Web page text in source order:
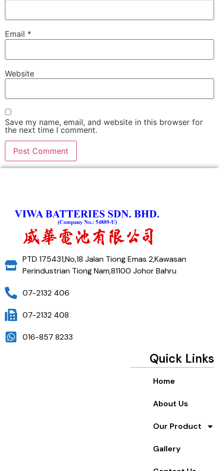
Email *
Website
Save my name, email, and website in this browser for
the next time I comment.
PTD 175431,No,18 Jalan Tiong Emas 2,Kawasan
Perindustrian Tiong Nam,81100 Johor Bahru
07-2132 406
07-2132 408
016-857 8233
Quick Links
Home
About Us
Our Product
Gallery